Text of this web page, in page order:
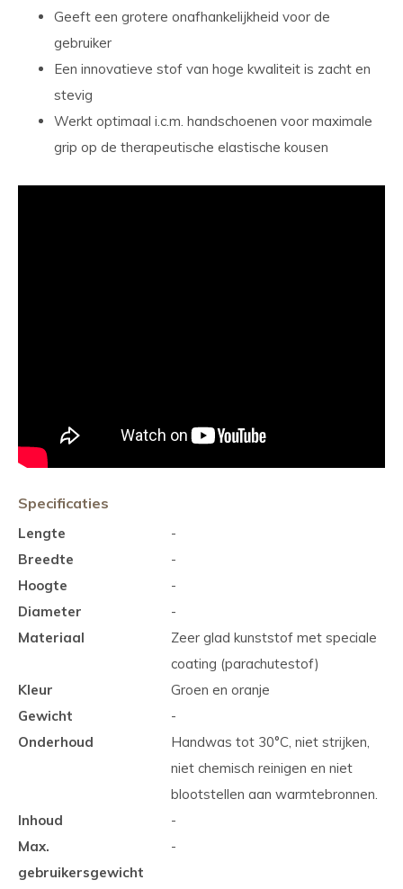
Geeft een grotere onafhankelijkheid voor de
gebruiker
Een innovatieve stof van hoge kwaliteit is zacht en
stevig
Werkt optimaal i.c.m. handschoenen voor maximale
grip op de therapeutische elastische kousen
Specificaties
Lengte
-
Breedte
-
Hoogte
-
Diameter
-
Materiaal
Zeer glad kunststof met speciale
coating (parachutestof)
Kleur
Groen en oranje
Gewicht
-
Onderhoud
Handwas tot 30°C, niet strijken,
niet chemisch reinigen en niet
blootstellen aan warmtebronnen.
Inhoud
-
Max.
gebruikersgewicht
-